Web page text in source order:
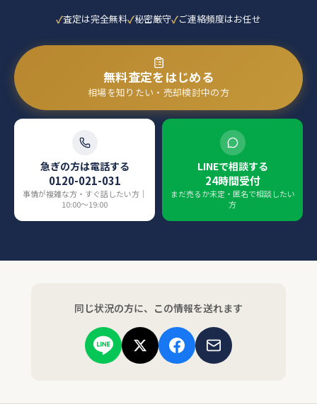
査定は完全無料 秘密厳守 ご連絡頻度はお任せ
無料査定をはじめる
相場を知りたい・売却検討中の方
急ぎの方は電話する
0120-021-031
事情が複雑な方・すぐ話したい方｜
10:00〜19:00
LINEで相談する
24時間受付
まだ売るか未定・匿名で相談したい
方
同じ状況の方に、この情報を送れます